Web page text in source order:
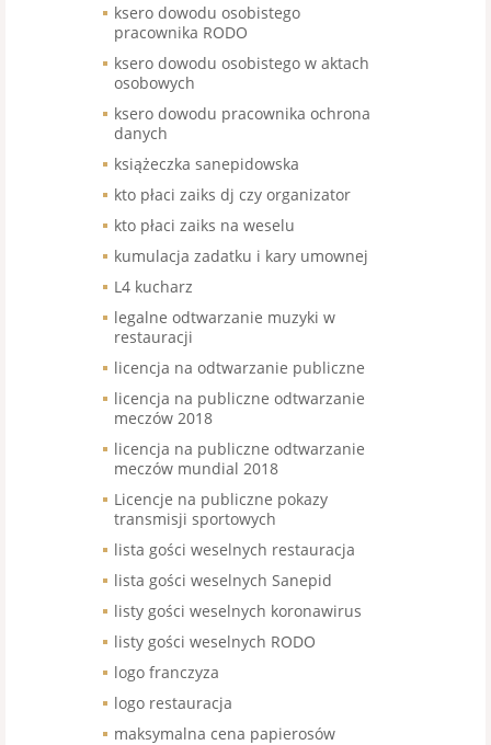
ksero dowodu osobistego
pracownika RODO
ksero dowodu osobistego w aktach
osobowych
ksero dowodu pracownika ochrona
danych
książeczka sanepidowska
kto płaci zaiks dj czy organizator
kto płaci zaiks na weselu
kumulacja zadatku i kary umownej
L4 kucharz
legalne odtwarzanie muzyki w
restauracji
licencja na odtwarzanie publiczne
licencja na publiczne odtwarzanie
meczów 2018
licencja na publiczne odtwarzanie
meczów mundial 2018
Licencje na publiczne pokazy
transmisji sportowych
lista gości weselnych restauracja
lista gości weselnych Sanepid
listy gości weselnych koronawirus
listy gości weselnych RODO
logo franczyza
logo restauracja
maksymalna cena papierosów